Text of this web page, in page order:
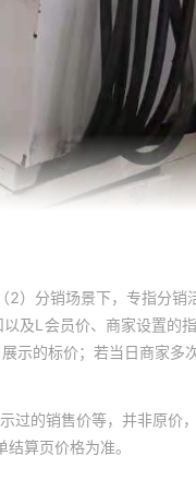
）分销场景下，专指分
及L会员价、商家设置的
的标价；若当日商家多
的销售价等，并非原价，
算页价格为准。